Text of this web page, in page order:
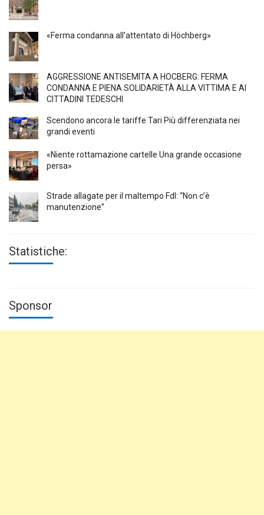
«Ferma condanna all’attentato di Höchberg»
AGGRESSIONE ANTISEMITA A HÖCBERG: FERMA
CONDANNA E PIENA SOLIDARIETÀ ALLA VITTIMA E AI
CITTADINI TEDESCHI
Scendono ancora le tariffe Tari Più differenziata nei
grandi eventi
«Niente rottamazione cartelle Una grande occasione
persa»
Strade allagate per il maltempo FdI: “Non c’è
manutenzione”
Statistiche:
Sponsor